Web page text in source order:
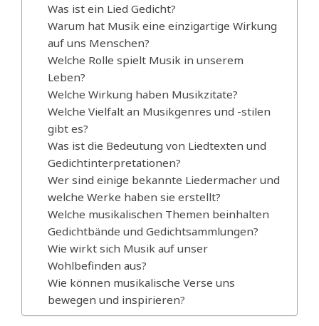
Was ist ein Lied Gedicht?
Warum hat Musik eine einzigartige Wirkung
auf uns Menschen?
Welche Rolle spielt Musik in unserem
Leben?
Welche Wirkung haben Musikzitate?
Welche Vielfalt an Musikgenres und -stilen
gibt es?
Was ist die Bedeutung von Liedtexten und
Gedichtinterpretationen?
Wer sind einige bekannte Liedermacher und
welche Werke haben sie erstellt?
Welche musikalischen Themen beinhalten
Gedichtbände und Gedichtsammlungen?
Wie wirkt sich Musik auf unser
Wohlbefinden aus?
Wie können musikalische Verse uns
bewegen und inspirieren?